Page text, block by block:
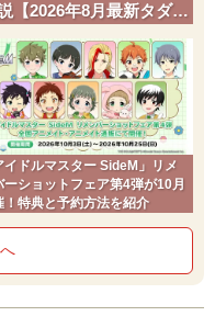
【2026年8月最新タダポ
イドルマスター SideM」リメ
ーショットフェア第4弾が10月
！特典と予約方法を紹介